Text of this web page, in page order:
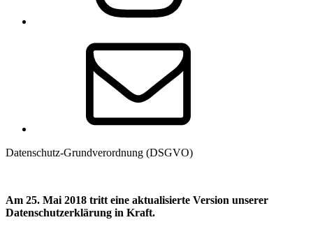
Datenschutz-Grundverordnung (DSGVO)
Am 25. Mai 2018 tritt eine aktualisierte Version unserer
Datenschutzerklärung in Kraft.